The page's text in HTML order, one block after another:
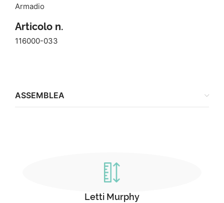
Armadio
Articolo n.
116000-033
ASSEMBLEA
Letti Murphy